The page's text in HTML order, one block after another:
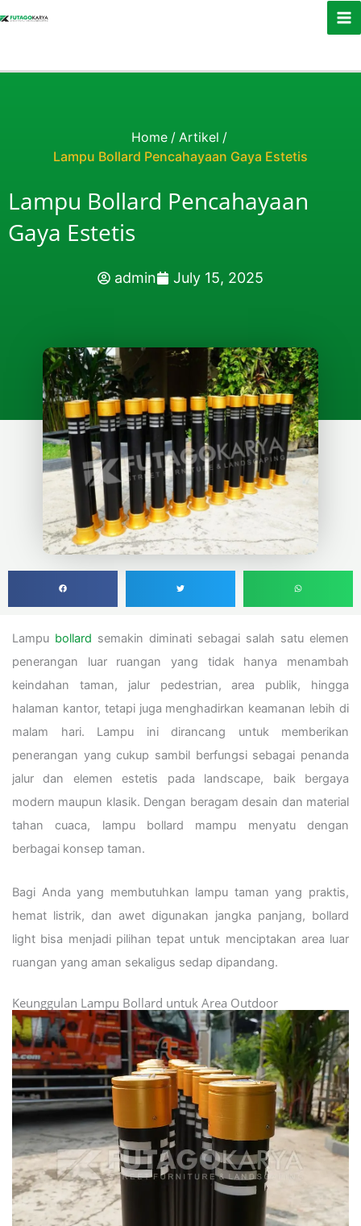
Home / Artikel /
Lampu Bollard Pencahayaan Gaya Estetis
Lampu Bollard Pencahayaan
Gaya Estetis
admin July 15, 2025
Lampu bollard semakin diminati sebagai salah satu elemen
penerangan luar ruangan yang tidak hanya menambah
keindahan taman, jalur pedestrian, area publik, hingga
halaman kantor, tetapi juga menghadirkan keamanan lebih di
malam hari. Lampu ini dirancang untuk memberikan
penerangan yang cukup sambil berfungsi sebagai penanda
jalur dan elemen estetis pada landscape, baik bergaya
modern maupun klasik. Dengan beragam desain dan material
tahan cuaca, lampu bollard mampu menyatu dengan
berbagai konsep taman.
Bagi Anda yang membutuhkan lampu taman yang praktis,
hemat listrik, dan awet digunakan jangka panjang, bollard
light bisa menjadi pilihan tepat untuk menciptakan area luar
ruangan yang aman sekaligus sedap dipandang.
Keunggulan Lampu Bollard untuk Area Outdoor